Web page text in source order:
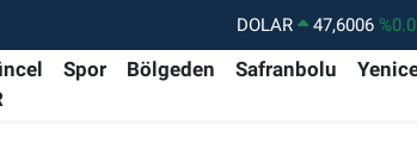
DOLAR 47,6006
EURO
55,0250
Spor Bölgeden Safranbolu